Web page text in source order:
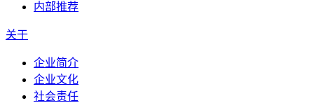
内部推荐
关于
企业简介
企业文化
社会责任